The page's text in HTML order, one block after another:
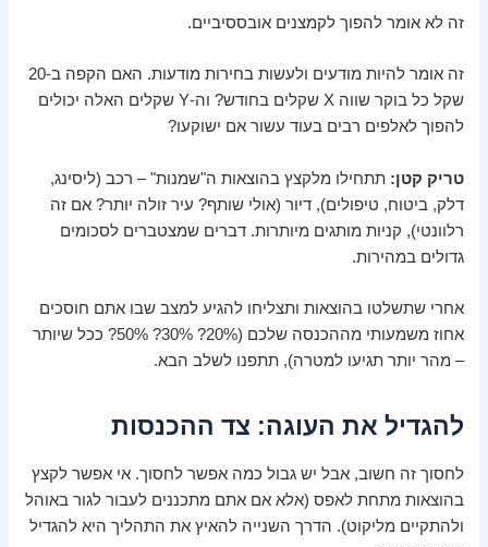
זה לא אומר להפוך לקמצנים אובססיביים.
זה אומר להיות מודעים ולעשות בחירות מודעות. האם הקפה ב-20
שקל כל בוקר שווה X שקלים בחודש? וה-Y שקלים האלה יכולים
להפוך לאלפים רבים בעוד עשור אם ישוקעו?
טריק קטן: תתחילו מלקצץ בהוצאות ה"שמנות" – רכב (ליסינג,
דלק, ביטוח, טיפולים), דיור (אולי שותף? עיר זולה יותר? אם זה
רלוונטי), קניות מותגים מיותרות. דברים שמצטברים לסכומים
גדולים במהירות.
אחרי שתשלטו בהוצאות ותצליחו להגיע למצב שבו אתם חוסכים
אחוז משמעותי מההכנסה שלכם (20%? 30%? 50%? ככל שיותר
– מהר יותר תגיעו למטרה), תתפנו לשלב הבא.
להגדיל את העוגה: צד ההכנסות
לחסוך זה חשוב, אבל יש גבול כמה אפשר לחסוך. אי אפשר לקצץ
בהוצאות מתחת לאפס (אלא אם אתם מתכננים לעבור לגור באוהל
ולהתקיים מליקוט). הדרך השנייה להאיץ את התהליך היא להגדיל